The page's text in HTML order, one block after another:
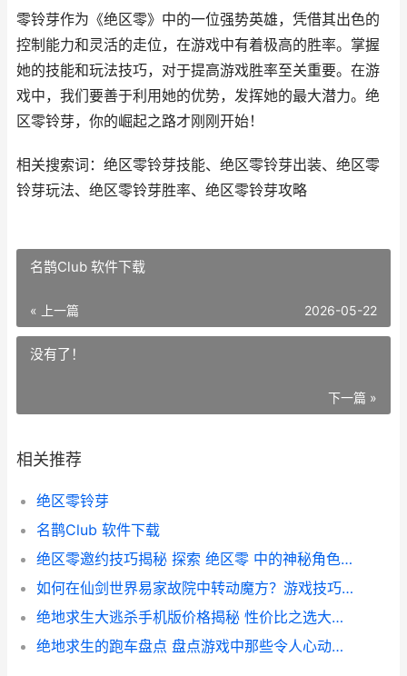
零铃芽作为《绝区零》中的一位强势英雄，凭借其出色的
控制能力和灵活的走位，在游戏中有着极高的胜率。掌握
她的技能和玩法技巧，对于提高游戏胜率至关重要。在游
戏中，我们要善于利用她的优势，发挥她的最大潜力。绝
区零铃芽，你的崛起之路才刚刚开始！
相关搜索词：绝区零铃芽技能、绝区零铃芽出装、绝区零
铃芽玩法、绝区零铃芽胜率、绝区零铃芽攻略
名鹊Club 软件下载
« 上一篇 2026-05-22
没有了！
下一篇 »
相关推荐
绝区零铃芽
名鹊Club 软件下载
绝区零邀约技巧揭秘 探索 绝区零 中的神秘角色 解锁角色邀约攻略
如何在仙剑世界易家故院中转动魔方？游戏技巧分享
绝地求生大逃杀手机版价格揭秘 性价比之选大盘点
绝地求生的跑车盘点 盘点游戏中那些令人心动的速度之翼